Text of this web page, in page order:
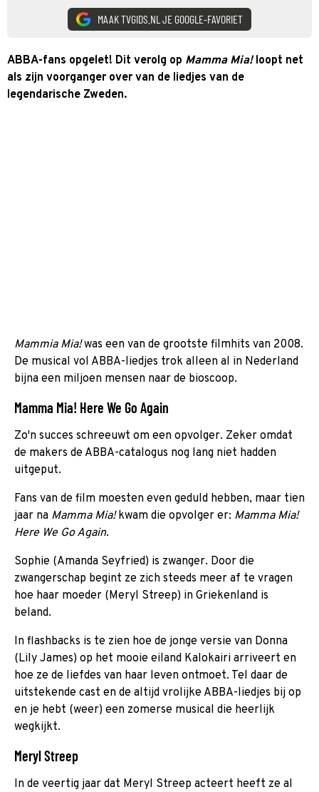
MAAK TVGIDS.NL JE GOOGLE-FAVORIET
ABBA-fans opgelet! Dit verolg op Mamma Mia! loopt net
als zijn voorganger over van de liedjes van de
legendarische Zweden.
Mammia Mia!was een van de grootste filmhits van 2008.
De musical vol ABBA-liedjes trok alleen al in Nederland
bijna een miljoen mensen naar de bioscoop.
Mamma Mia! Here We Go Again
Zo'n succes schreeuwt om een opvolger. Zeker omdat
de makers de ABBA-catalogus nog lang niet hadden
uitgeput.
Fans van de film moesten even geduld hebben, maar tien
jaar na Mamma Mia!kwam die opvolger er: Mamma Mia!
Here We Go Again.
Sophie (Amanda Seyfried) is zwanger. Door die
zwangerschap begint ze zich steeds meer af te vragen
hoe haar moeder (Meryl Streep) in Griekenland is
beland.
In flashbacks is te zien hoe de jonge versie van Donna
(Lily James) op het mooie eiland Kalokairi arriveert en
hoe ze de liefdes van haar leven ontmoet. Tel daar de
uitstekende cast en de altijd vrolijke ABBA-liedjes bij op
en je hebt (weer) een zomerse musical die heerlijk
wegkijkt.
Meryl Streep
In de veertig jaar dat Meryl Streep acteert heeft ze al